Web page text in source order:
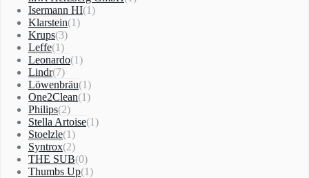
Isermann HI(1)
Klarstein(1)
Krups(3)
Leffe(1)
Leonardo(1)
Lindr(7)
Löwenbräu(1)
One2Clean(1)
Philips(2)
Stella Artoise(1)
Stoelzle(1)
Syntrox(2)
THE SUB(0)
Thumbs Up(1)